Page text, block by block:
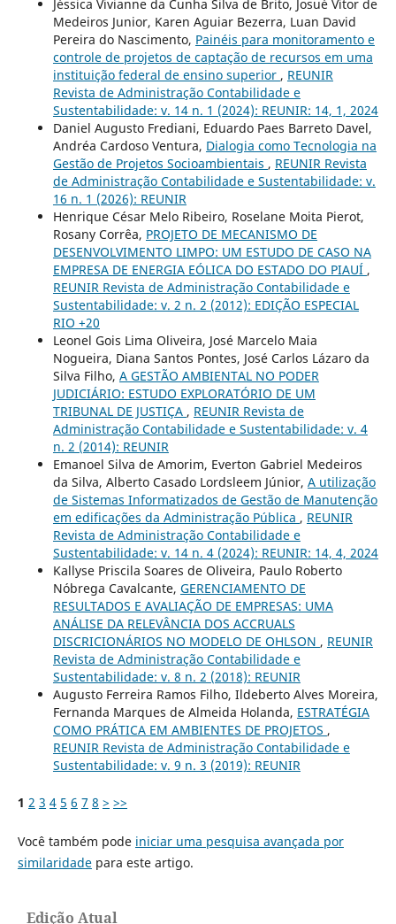
Jéssica Vivianne da Cunha Silva de Brito, Josué Vitor de
Medeiros Junior, Karen Aguiar Bezerra, Luan David
Pereira do Nascimento, Painéis para monitoramento e
controle de projetos de captação de recursos em uma
instituição federal de ensino superior , REUNIR
Revista de Administração Contabilidade e
Sustentabilidade: v. 14 n. 1 (2024): REUNIR: 14, 1, 2024
Daniel Augusto Frediani, Eduardo Paes Barreto Davel,
Andréa Cardoso Ventura, Dialogia como Tecnologia na
Gestão de Projetos Socioambientais , REUNIR Revista
de Administração Contabilidade e Sustentabilidade: v.
16 n. 1 (2026): REUNIR
Henrique César Melo Ribeiro, Roselane Moita Pierot,
Rosany Corrêa, PROJETO DE MECANISMO DE
DESENVOLVIMENTO LIMPO: UM ESTUDO DE CASO NA
EMPRESA DE ENERGIA EÓLICA DO ESTADO DO PIAUÍ ,
REUNIR Revista de Administração Contabilidade e
Sustentabilidade: v. 2 n. 2 (2012): EDIÇÃO ESPECIAL
RIO +20
Leonel Gois Lima Oliveira, José Marcelo Maia
Nogueira, Diana Santos Pontes, José Carlos Lázaro da
Silva Filho, A GESTÃO AMBIENTAL NO PODER
JUDICIÁRIO: ESTUDO EXPLORATÓRIO DE UM
TRIBUNAL DE JUSTIÇA , REUNIR Revista de
Administração Contabilidade e Sustentabilidade: v. 4
n. 2 (2014): REUNIR
Emanoel Silva de Amorim, Everton Gabriel Medeiros
da Silva, Alberto Casado Lordsleem Júnior, A utilização
de Sistemas Informatizados de Gestão de Manutenção
em edificações da Administração Pública , REUNIR
Revista de Administração Contabilidade e
Sustentabilidade: v. 14 n. 4 (2024): REUNIR: 14, 4, 2024
Kallyse Priscila Soares de Oliveira, Paulo Roberto
Nóbrega Cavalcante, GERENCIAMENTO DE
RESULTADOS E AVALIAÇÃO DE EMPRESAS: UMA
ANÁLISE DA RELEVÂNCIA DOS ACCRUALS
DISCRICIONÁRIOS NO MODELO DE OHLSON , REUNIR
Revista de Administração Contabilidade e
Sustentabilidade: v. 8 n. 2 (2018): REUNIR
Augusto Ferreira Ramos Filho, Ildeberto Alves Moreira,
Fernanda Marques de Almeida Holanda, ESTRATÉGIA
COMO PRÁTICA EM AMBIENTES DE PROJETOS ,
REUNIR Revista de Administração Contabilidade e
Sustentabilidade: v. 9 n. 3 (2019): REUNIR
1 2 3 4 5 6 7 8 > >>
Você também pode iniciar uma pesquisa avançada por
similaridadepara este artigo.
Edição Atual